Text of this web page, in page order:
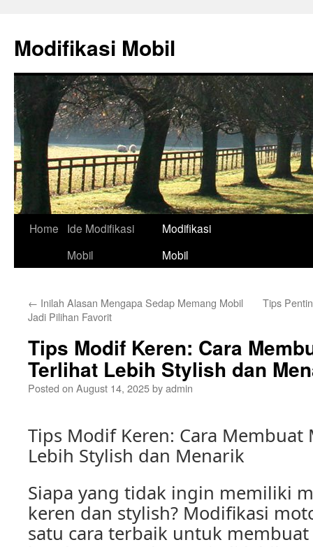
content
Modifikasi Mobil
Home
Ide Modifikasi
Mobil
Modifikasi
Mobil
← Inilah Alasan Mengapa Sedap Memang Mobil
Jadi Pilihan Favorit
Tips
Tips Modif Keren: Cara
Terlihat Lebih Stylish dan
Posted on August 14, 2025byadmin
Tips Modif Keren: Cara
Lebih Stylish dan Menarik
Siapa yang tidak ingin memiliki
keren dan stylish? Modifikasi
satu cara terbaik untuk